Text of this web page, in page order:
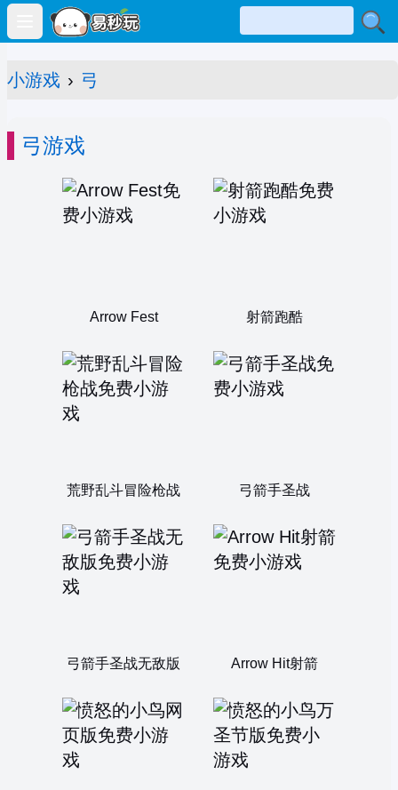
Open main menu
小游戏 › 弓
弓游戏
Arrow Fest 射箭跑酷
荒野乱斗冒险枪战 弓箭手圣战
弓箭手圣战无敌版 Arrow Hit射箭